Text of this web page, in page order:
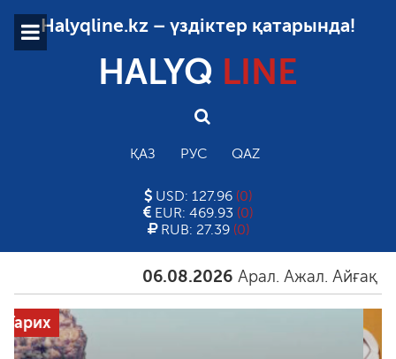
Halyqline.kz – үздіктер қатарында!
HALYQ LINE
ҚАЗ РУС QAZ
USD: 127.96 (0)
EUR: 469.93 (0)
RUB: 27.39 (0)
Арал. Ажал. Айғақ 06.08.2026
Мәселе